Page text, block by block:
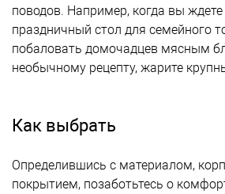
поводов. Например, когда вы ждете
праздничный стол для семейного
побаловать домочадцев мясным
необычному рецепту, жарите
Как выбрать
Определившись с материалом,
покрытием, позаботьтесь о